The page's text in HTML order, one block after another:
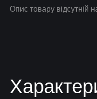
Опис товару відсутній